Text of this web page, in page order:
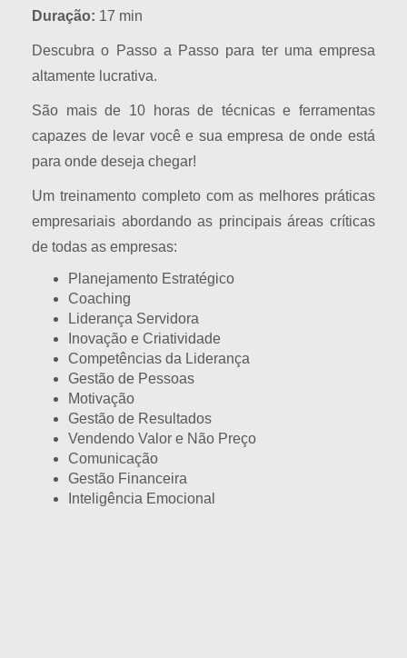
Duração: 17 min
Descubra o Passo a Passo para ter uma empresa
altamente lucrativa.
São mais de 10 horas de técnicas e ferramentas
capazes de levar você e sua empresa de onde está
para onde deseja chegar!
Um treinamento completo com as melhores práticas
empresariais abordando as principais áreas críticas
de todas as empresas:
Planejamento Estratégico
Coaching
Liderança Servidora
Inovação e Criatividade
Competências da Liderança
Gestão de Pessoas
Motivação
Gestão de Resultados
Vendendo Valor e Não Preço
Comunicação
Gestão Financeira
Inteligência Emocional